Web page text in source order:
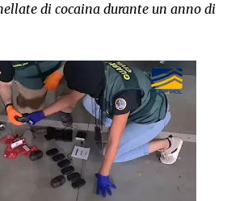
di cocaina durante un anno di